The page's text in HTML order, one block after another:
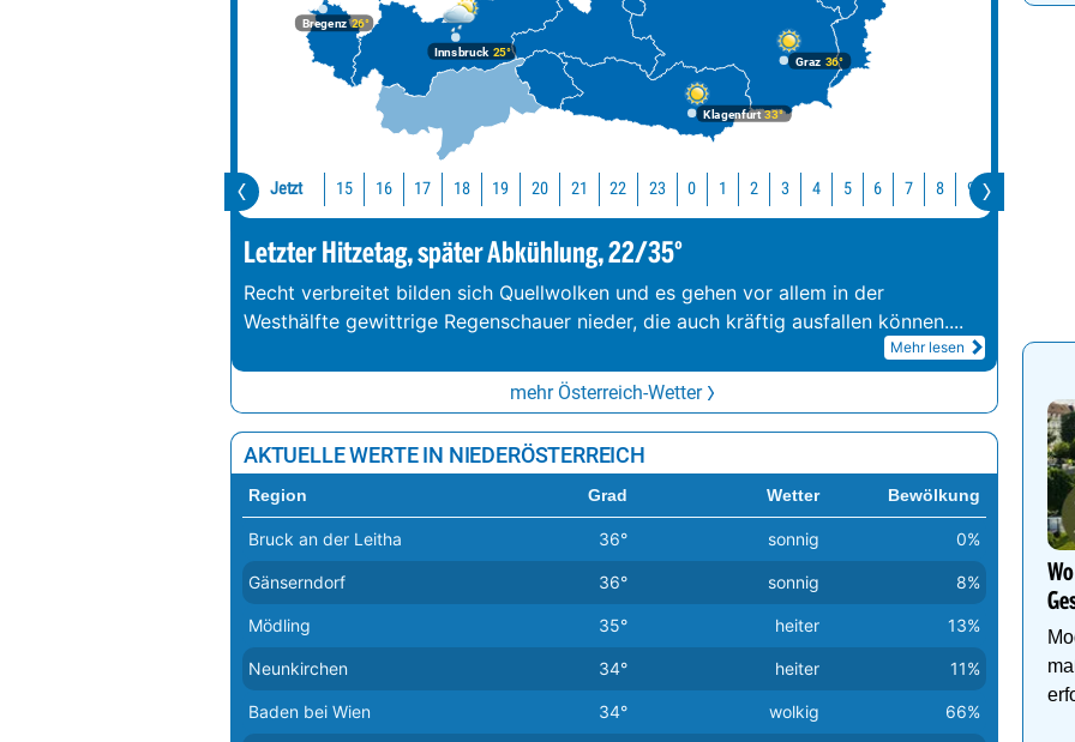
Bregenz26°
Graz 36°
Innsbruck25°
Klagenfurt33°
Jetzt 15 16 17 18 19 20 21 22 23 0 1 2 3 4 5 6 7 8 9
Letzter Hitzetag, später Abkühlung, 22/35°
Recht verbreitet bilden sich Quellwolken und es gehen vor allem in der
Westhälfte gewittrige Regenschauer nieder, die auch kräftig ausfallen können....
Mehr lesen
mehr Österreich-Wetter
AKTUELLE WERTE IN NIEDERÖSTERREICH
Region Grad Wetter Bewölkung
Bruck an der Leitha 36° sonnig 0%
Gänserndorf 36° sonnig 8%
Mödling 35° heiter 13%
Neunkirchen 34° heiter 11%
Baden bei Wien 34° wolkig 66%